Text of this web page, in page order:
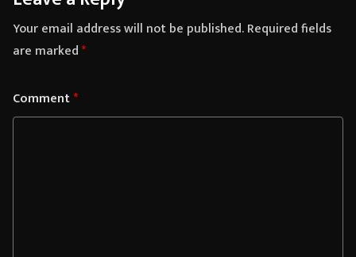
Your email address will not be published.Required fields
are marked*
Comment*